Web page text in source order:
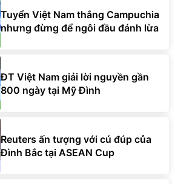
Tuyển Việt Nam thắng Campuchia
nhưng đừng để ngôi đầu đánh lừa
ĐT Việt Nam giải lời nguyền gần
800 ngày tại Mỹ Đình
Reuters ấn tượng với cú đúp của
Đình Bắc tại ASEAN Cup